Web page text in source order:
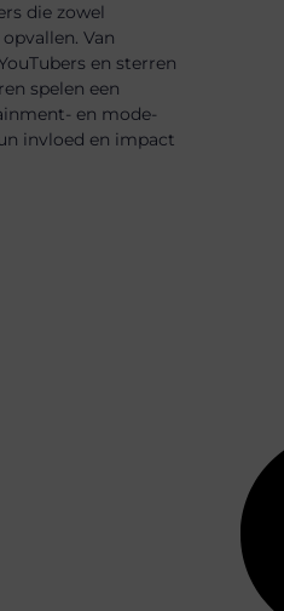
die zowel
Van
en sterren
spelen een
en mode-
invloed en impact